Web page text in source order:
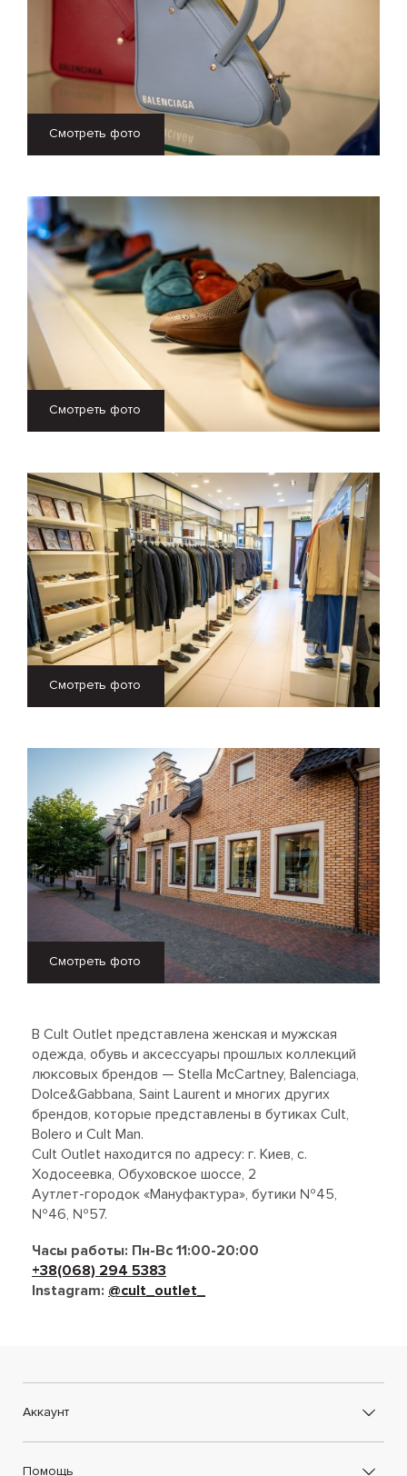
Смотреть фото
Смотреть фото
Смотреть фото
Смотреть фото
В Cult Outlet представлена женская и мужская
одежда, обувь и аксессуары прошлых коллекций
люксовых брендов — Stella McCartney, Balenciaga,
Dolce&Gabbana, Saint Laurent и многих других
брендов, которые представлены в бутиках Cult,
Bolero и Cult Man.
Cult Outlet находится по адресу: г. Киев, с.
Ходосеевка, Обуховское шоссе, 2
Аутлет-городок «Мануфактура», бутики №45,
№46, №57.
Часы работы: Пн-Вс 11:00-20:00
+38(068) 294 5383
Instagram: @cult_outlet_
Аккаунт
Помощь